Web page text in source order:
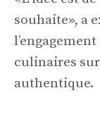
souhaite», a
culinaires
authentique.